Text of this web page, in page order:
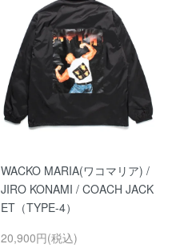
WACKO MARIA(ワコマリア) /
JIRO KONAMI / COACH JACK
ET（TYPE-4）
20,900円(税込)